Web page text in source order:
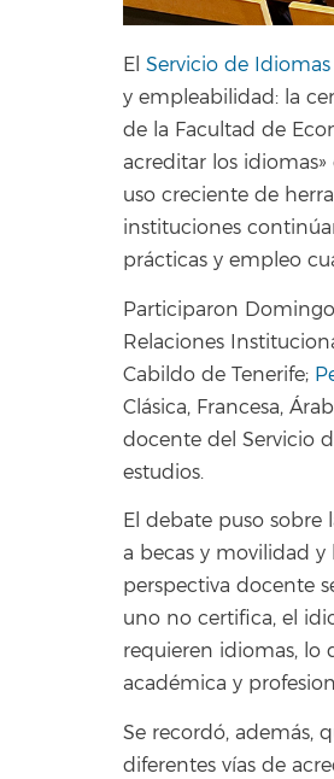
El Servicio de Idiomas
y empleabilidad: la
de la Facultad de
acreditar los idiomas»
uso creciente de
instituciones
prácticas y empleo
Participaron
Relaciones
Cabildo de Tenerife;
Clásica, Francesa,
docente del Servicio
estudios.
El debate puso sobre
a becas y movilidad y
perspectiva docente
uno no certifica, el
requieren idiomas, lo
académica y
Se recordó, además,
diferentes vías de